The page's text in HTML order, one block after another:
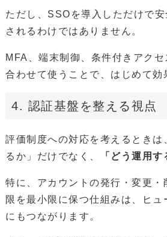
ただし、SSOを導入しただけで
されるわけではありません。
MFA、端末制御、条件付きアク
合わせて使うことで、はじめて効
4. 認証基盤を整える視点
評価制度への対応を考えるときは
るか」だけでなく、
「どう運用す
特に、アカウントの発行・変更・
限を最小限に保つ仕組みは、ヒュ
にもつながります。